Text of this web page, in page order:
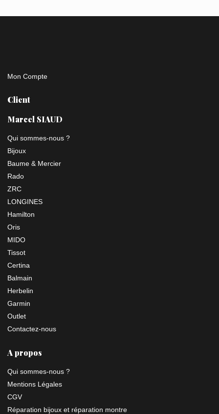
Mon Compte
Client
Marcel SIAUD
Qui sommes-nous ?
Bijoux
Baume & Mercier
Rado
ZRC
LONGINES
Hamilton
Oris
MIDO
Tissot
Certina
Balmain
Herbelin
Garmin
Outlet
Contactez-nous
A propos
Qui sommes-nous ?
Mentions Légales
CGV
Réparation bijoux et réparation montre